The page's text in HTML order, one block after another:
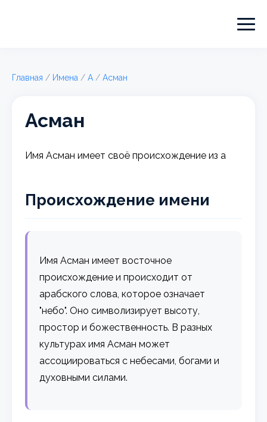
Главная / Имена / А / Асман
Асман
Имя Асман имеет своё происхождение из а
Происхождение имени
Имя Асман имеет восточное
происхождение и происходит от
арабского слова, которое означает
"небо". Оно символизирует высоту,
простор и божественность. В разных
культурах имя Асман может
ассоциироваться с небесами, богами и
духовными силами.